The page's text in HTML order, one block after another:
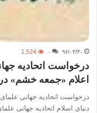
۹۶/۰۴/۳۰ ۰ 1,524
درخواست اتحادیه
اعلام «جمعه خشم»
درخواست اتحادیه جهانی
دنیای اسلام اتحادیه جهانی